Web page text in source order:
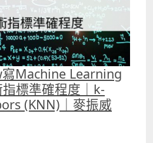
否仍有力再上。 指標的代碼在
Machine Learning
標準確程度｜k-
(KNN)｜麥振威